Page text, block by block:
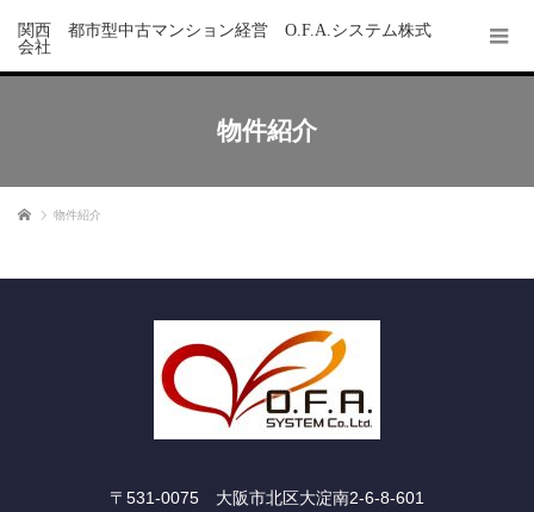
関西 都市型中古マンション経営 O.F.A.システム株式
会社
物件紹介
ホーム 物件紹介
〒531-0075 大阪市北区大淀南2-6-8-601